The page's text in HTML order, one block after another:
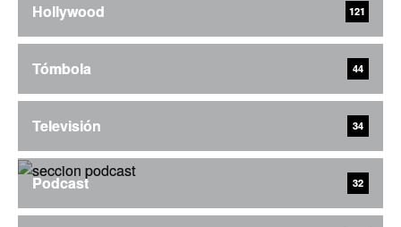
Hollywood 121
Tómbola 44
Televisión 34
Podcast 32